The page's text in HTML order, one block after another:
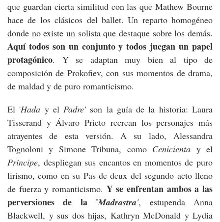
que guardan cierta similitud con las que Mathew Bourne
hace de los clásicos del ballet. Un reparto homogéneo
donde no existe un solista que destaque sobre los demás.
Aquí todos son un conjunto y todos juegan un papel
protagónico. Y se adaptan muy bien al tipo de
composición de Prokofiev, con sus momentos de drama,
de maldad y de puro romanticismo.
El 'Hada y elPadre'son la guía de la historia: Laura
Tisserand y Álvaro Prieto recrean los personajes más
atrayentes de esta versión. A su lado, Alessandra
Tognoloni y Simone Tribuna, como Cenicienta y el
Príncipe, despliegan sus encantos en momentos de puro
lirismo, como en su Pas de deux del segundo acto lleno
de fuerza y romanticismo. Y se enfrentan ambos a las
perversiones de la 'Madrastra', estupenda Anna
Blackwell, y sus dos hijas, Kathryn McDonald y Lydia